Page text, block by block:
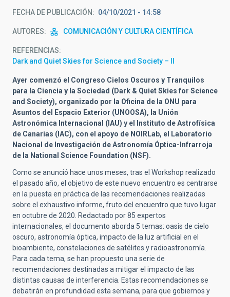
FECHA DE PUBLICACIÓN 04/10/2021 - 14:58
AUTORES COMUNICACIÓN Y CULTURA CIENTÍFICA
REFERENCIAS
Dark and Quiet Skies for Science and Society – II
Ayer comenzó el Congreso Cielos Oscuros y Tranquilos
para la Ciencia y la Sociedad (Dark & Quiet Skies for Science
and Society), organizado por la Oficina de la ONU para
Asuntos del Espacio Exterior (UNOOSA), la Unión
Astronómica Internacional (IAU) y el Instituto de Astrofísica
de Canarias (IAC), con el apoyo de NOIRLab, el Laboratorio
Nacional de Investigación de Astronomía Óptica-Infrarroja
de la National Science Foundation (NSF).
Como se anunció hace unos meses, tras el Workshop realizado
el pasado año, el objetivo de este nuevo encuentro es centrarse
en la puesta en práctica de las recomendaciones realizadas
sobre el exhaustivo informe, fruto del encuentro que tuvo lugar
en octubre de 2020. Redactado por 85 expertos
internacionales, el documento aborda 5 temas: oasis de cielo
oscuro, astronomía óptica, impacto de la luz artificial en el
bioambiente, constelaciones de satélites y radioastronomía.
Para cada tema, se han propuesto una serie de
recomendaciones destinadas a mitigar el impacto de las
distintas causas de interferencia. Estas recomendaciones se
debatirán en profundidad esta semana, para que gobiernos y